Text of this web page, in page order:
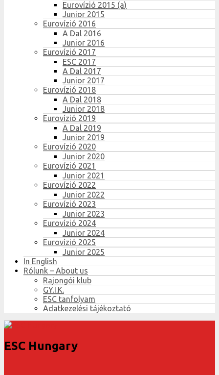
Eurovízió 2015 (a)
Junior 2015
Eurovízió 2016
A Dal 2016
Junior 2016
Eurovízió 2017
ESC 2017
A Dal 2017
Junior 2017
Eurovízió 2018
A Dal 2018
Junior 2018
Eurovízió 2019
A Dal 2019
Junior 2019
Eurovízió 2020
Junior 2020
Eurovízió 2021
Junior 2021
Eurovízió 2022
Junior 2022
Eurovízió 2023
Junior 2023
Eurovízió 2024
Junior 2024
Eurovízió 2025
Junior 2025
In English
Rólunk – About us
Rajongói klub
GY.I.K.
ESC tanfolyam
Adatkezelési tájékoztató
ESC Hungary